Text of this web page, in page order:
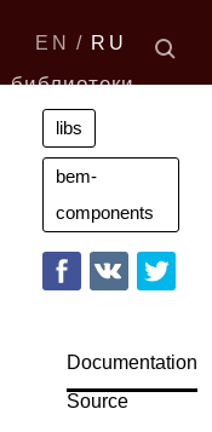
EN RU
Documentation
Source
libs
bem-
components